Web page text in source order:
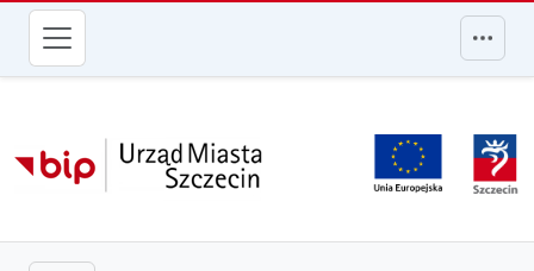
przejdź do głównego menu